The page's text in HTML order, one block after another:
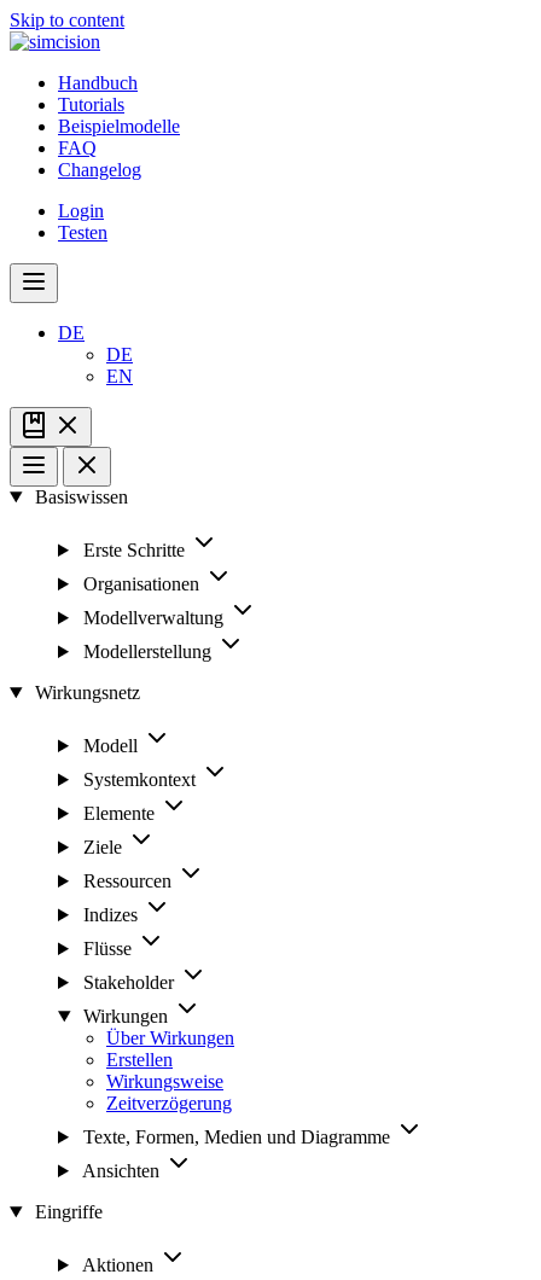
Skip to content
Handbuch
Tutorials
Beispielmodelle
FAQ
Changelog
Login
Testen
DE
DE
EN
Basiswissen
Erste Schritte
Organisationen
Modellverwaltung
Modellerstellung
Wirkungsnetz
Modell
Systemkontext
Elemente
Ziele
Ressourcen
Indizes
Flüsse
Stakeholder
Wirkungen
Über Wirkungen
Erstellen
Wirkungsweise
Zeitverzögerung
Texte, Formen, Medien und Diagramme
Ansichten
Eingriffe
Aktionen